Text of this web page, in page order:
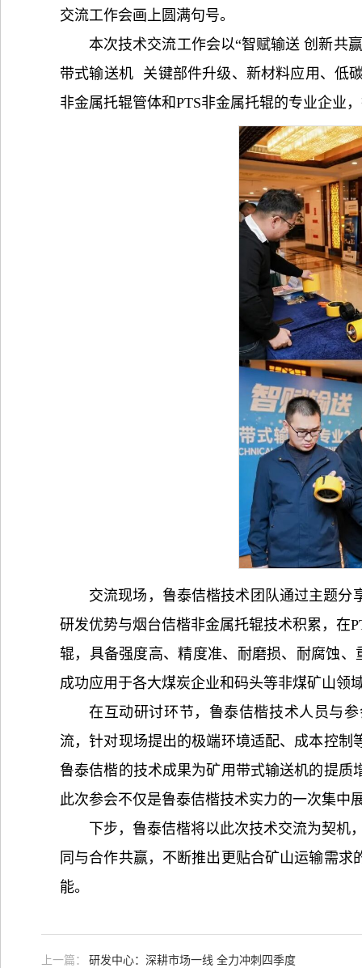
交流工作会画上圆满句号。
本次技术交流工作会以“智赋输送 创新共
带式输送机
关键部件升级、新材料应用、低
非金属托辊管体和PTS非金属托辊的专业企业
交流现场，鲁泰佶楷技术团队通过主题
研发优势与烟台佶楷非金属托辊技术积累，在
辊，具备强度高、精度准、耐磨损、耐腐蚀
成功应用于各大煤炭企业和码头等非煤矿山领
在互动研讨环节，鲁泰佶楷技术人员与
流，针对现场提出的极端环境适配、成本控
鲁泰佶楷的技术成果为矿用带式输送机的提
此次参会不仅是鲁泰佶楷技术实力的一次集中
下步，鲁泰佶楷将以此次技术交流为契机
同与合作共赢，不断推出更贴合矿山运输需
能。
上一篇：
研发中心：深耕市场一线 全力冲刺四季度